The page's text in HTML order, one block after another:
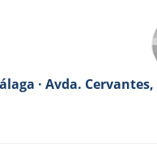
· Avda. Cervantes,